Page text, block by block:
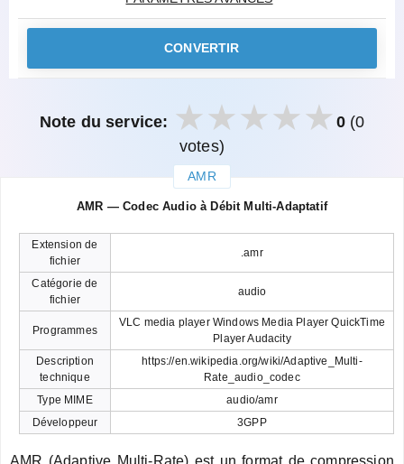
CONVERTIR
Note du service: 0(0
votes)
AMR
AMR — Codec Audio à Débit Multi-Adaptatif
Extension de
fichier
.amr
Catégorie de
fichier
audio
Programmes
VLC media player Windows Media Player QuickTime
Player Audacity
Description
technique
https://en.wikipedia.org/wiki/Adaptive_Multi-
Rate_audio_codec
Type MIME
audio/amr
Développeur
3GPP
AMR (Adaptive Multi-Rate) est un format de compression